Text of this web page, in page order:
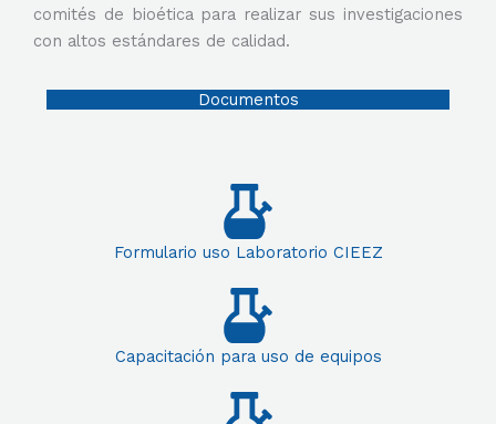
comités de bioética para realizar sus investigaciones
con altos estándares de calidad.
Documentos
Formulario uso Laboratorio CIEEZ
Capacitación para uso de equipos